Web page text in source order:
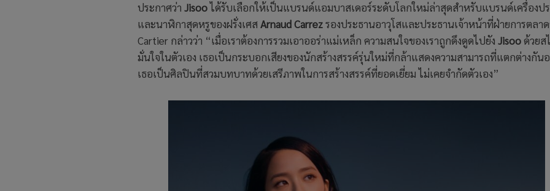
ประกาศว่าJisooได้รับเลือกให้เป็นแบรนด์แอมบาสเดอร์ระดับโลกใหม่ล่าสุดสำหรับแบรนด์เครื่องป
และนาฬิกาสุดหรูของฝรั่งเศสArnaud Carrezรองประธานอาวุโสและประธานเจ้าหน้าที่ฝ่ายการตลา
Cartier กล่าวว่า “เมื่อเราต้องการรวมเอาออร่าแม่เหล็ก ความสนใจของเราถูกดึงดูดไปยัง Jisooด้วยส
มั่นใจในตัวเอง เธอเป็นกระบอกเสียงของนักสร้างสรรค์รุ่นใหม่ที่กล้าแสดงความสามารถที่แตกต่างกัน
เธอเป็นศิลปินที่สวมบทบาทด้วยเสรีภาพในการสร้างสรรค์ที่ยอดเยี่ยม ไม่เคยจำกัดตัวเอง”